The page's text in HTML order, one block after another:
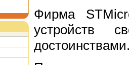
Фирма
устройств